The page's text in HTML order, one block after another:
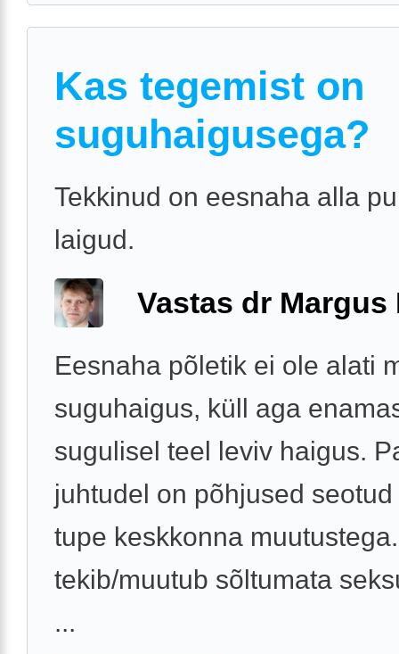
Kas tegemist on
suguhaigusega?
Tekkinud on eesnaha alla
laigud.
Vastas dr Margus
Eesnaha põletik ei ole alati
suguhaigus, küll aga
sugulisel teel leviv haigus.
juhtudel on põhjused
tupe keskkonna
tekib/muutub sõltumata
...